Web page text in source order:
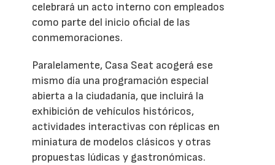
celebrará un acto interno con empleados
como parte del inicio oficial de las
conmemoraciones.
Paralelamente, Casa Seat acogerá ese
mismo día una programación especial
abierta a la ciudadanía, que incluirá la
exhibición de vehículos históricos,
actividades interactivas con réplicas en
miniatura de modelos clásicos y otras
propuestas lúdicas y gastronómicas.